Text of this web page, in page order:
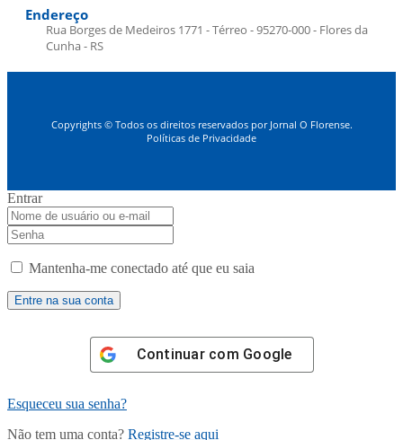
Endereço
Rua Borges de Medeiros 1771 - Térreo - 95270-000 - Flores da
Cunha - RS
Copyrights © Todos os direitos reservados por Jornal O Florense.
Políticas de Privacidade
Entrar
Mantenha-me conectado até que eu saia
Continuar com Google
Esqueceu sua senha?
Não tem uma conta? Registre-se aqui